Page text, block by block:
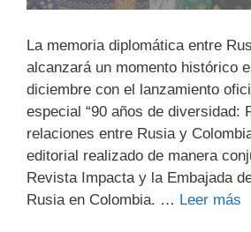
La memoria diplomática entre
alcanzará un momento histórico
diciembre con el lanzamiento
especial “90 años de diversidad:
relaciones entre Rusia y
editorial realizado de manera
Revista Impacta y la Embajada
Rusia en Colombia. … Leer más